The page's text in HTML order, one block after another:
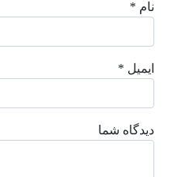
نام *
ایمیل *
دیدگاه شما